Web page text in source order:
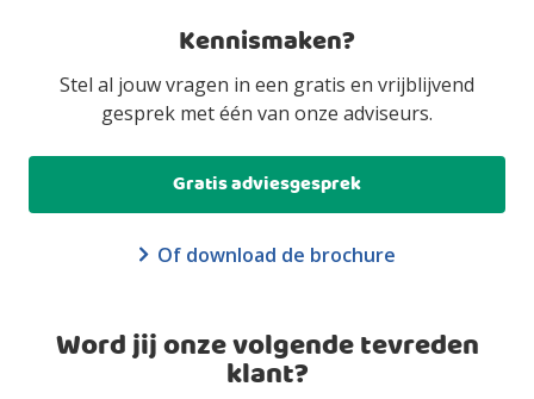
Kennismaken?
Stel al jouw vragen in een gratis en vrijblijvend
gesprek met één van onze adviseurs.
Gratis adviesgesprek
Of download de brochure
Word jij onze volgende tevreden
klant?